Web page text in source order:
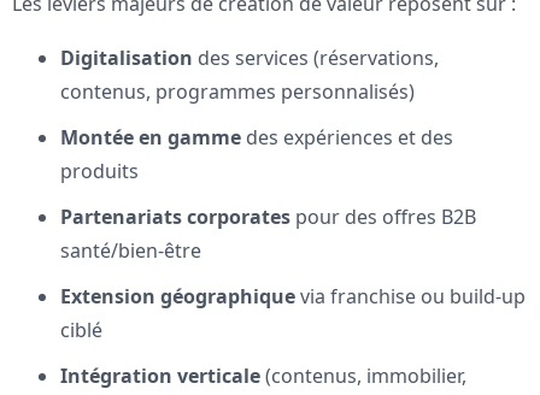
Digitalisation des services (réservations,
contenus, programmes personnalisés)
Montée en gamme des expériences et des
produits
Partenariats corporates pour des offres B2B
santé/bien-être
Extension géographiquevia franchise ou build-up
ciblé
Intégration verticale(contenus, immobilier,